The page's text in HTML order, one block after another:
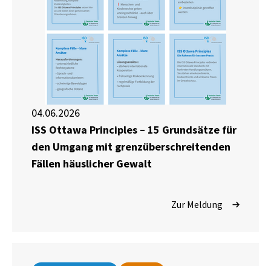
04.06.2026
ISS Ottawa Principles – 15 Grundsätze für
den Umgang mit grenzüberschreitenden
Fällen häuslicher Gewalt
Zur Meldung